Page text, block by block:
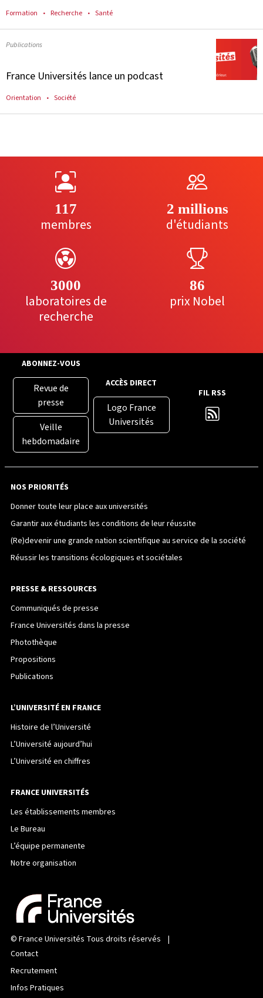
Formation Recherche Santé
Publications
France Universités lance un podcast
Orientation Société
117
membres
2 millions
d'étudiants
3000
laboratoires de
recherche
86
prix Nobel
ABONNEZ-VOUS
Revue de
presse
Veille
hebdomadaire
ACCÈS DIRECT
Logo France
Universités
FIL RSS
NOS PRIORITÉS
Donner toute leur place aux universités
Garantir aux étudiants les conditions de leur réussite
(Re)devenir une grande nation scientifique au service de la société
Réussir les transitions écologiques et sociétales
PRESSE & RESSOURCES
Communiqués de presse
France Universités dans la presse
Photothèque
Propositions
Publications
L’UNIVERSITÉ EN FRANCE
Histoire de l’Université
L’Université aujourd’hui
L’Université en chiffres
FRANCE UNIVERSITÉS
Les établissements membres
Le Bureau
L’équipe permanente
Notre organisation
© France Universités Tous droits réservés |
Contact
Recrutement
Infos Pratiques